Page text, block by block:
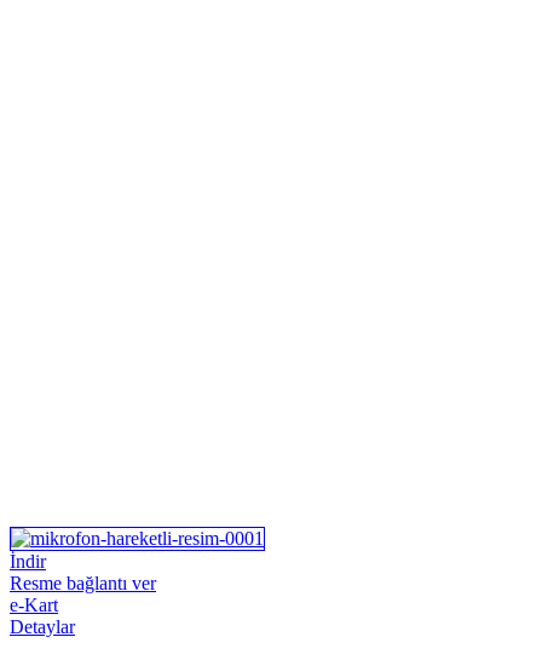
İndir
Resme bağlantı ver
e-Kart
Detaylar